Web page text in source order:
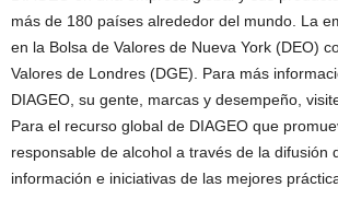
más de 180 países alrededor del mundo. La
en la Bolsa de Valores de Nueva York (DEO)
Valores de Londres (DGE). Para más
DIAGEO, su gente, marcas y desempeño,
Para el recurso global de DIAGEO que
responsable de alcohol a través de la difusión
información e iniciativas de las mejores